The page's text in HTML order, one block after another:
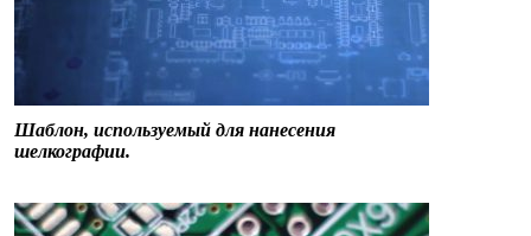
Шаблон, используемый для нанесения
шелкографии.